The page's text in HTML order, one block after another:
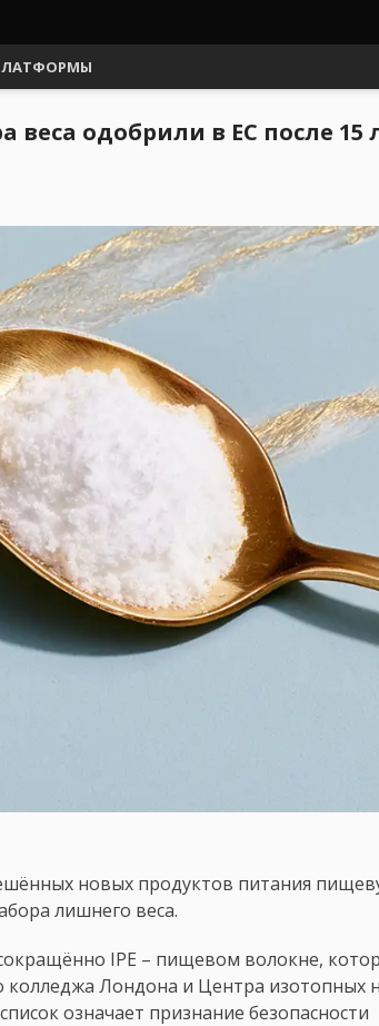
одобрили в ЕС после 15
новых продуктов питания
лишнего веса.
IPE – пищевом волокне,
колледжа Лондона и Центра изотопных
означает признание безопасности